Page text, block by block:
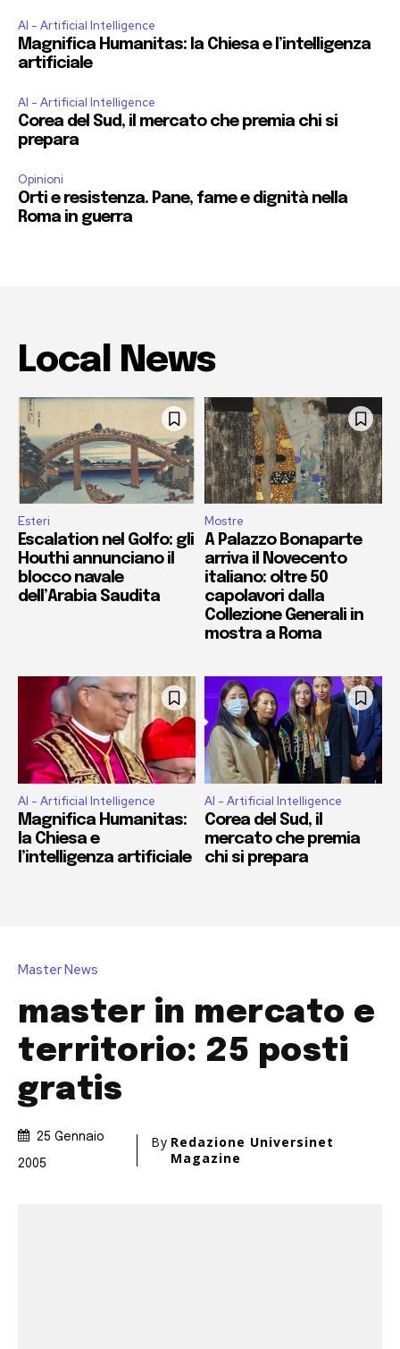
AI - Artificial Intelligence
Magnifica Humanitas: la Chiesa e l’intelligenza
artificiale
AI - Artificial Intelligence
Corea del Sud, il mercato che premia chi si
prepara
Opinioni
Orti e resistenza. Pane, fame e dignità nella
Roma in guerra
Local News
Esteri
Escalation nel Golfo: gli
Houthi annunciano il
blocco navale
dell’Arabia Saudita
Mostre
A Palazzo Bonaparte
arriva il Novecento
italiano: oltre 50
capolavori dalla
Collezione Generali in
mostra a Roma
AI - Artificial Intelligence
Magnifica Humanitas:
la Chiesa e
l’intelligenza artificiale
AI - Artificial Intelligence
Corea del Sud, il
mercato che premia
chi si prepara